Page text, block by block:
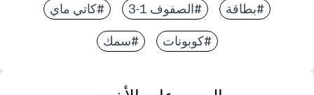
#بطاقة #الصفوف 1-3 #كاتي ماي
#كوبونات #سمك